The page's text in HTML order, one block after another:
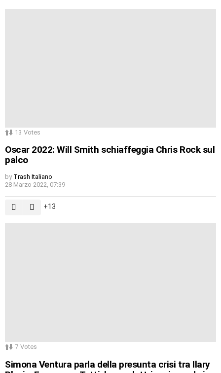
13 Votes
Oscar 2022: Will Smith schiaffeggia Chris Rock sul
palco
by Trash Italiano
28 Marzo 2022, 07:39
13
7 Votes
Simona Ventura parla della presunta crisi tra Ilary